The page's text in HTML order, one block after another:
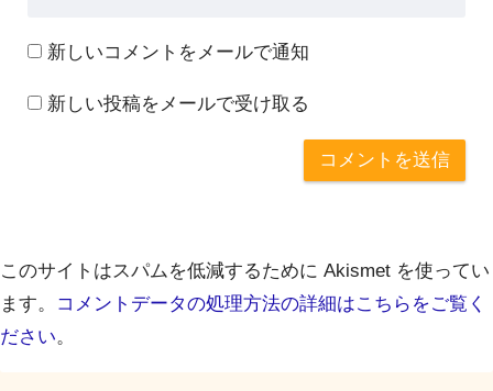
新しいコメントをメールで通知
新しい投稿をメールで受け取る
このサイトはスパムを低減するために Akismet を使ってい
ます。
コメントデータの処理方法の詳細はこちらをご覧く
ださい。